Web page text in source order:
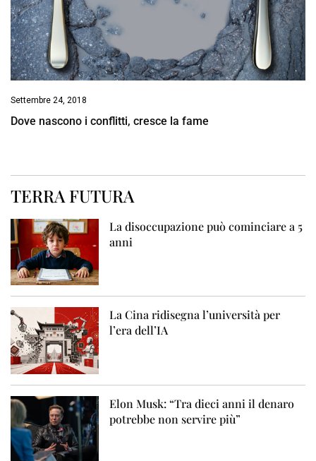
Settembre 24, 2018
Dove nascono i conflitti, cresce la fame
TERRA FUTURA
La disoccupazione può cominciare a 5
anni
La Cina ridisegna l’università per
l’era dell’IA
Elon Musk: “Tra dieci anni il denaro
potrebbe non servire più”